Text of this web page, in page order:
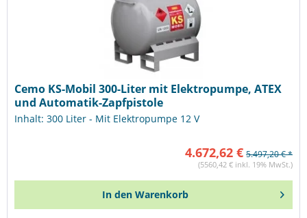
Cemo KS-Mobil 300-Liter mit Elektropumpe, ATEX
und Automatik-Zapfpistole
Inhalt: 300 Liter - Mit Elektropumpe 12 V
4.672,62 € 5.497,20 € *
(5560,42 € inkl. 19% MwSt.)
In den Warenkorb